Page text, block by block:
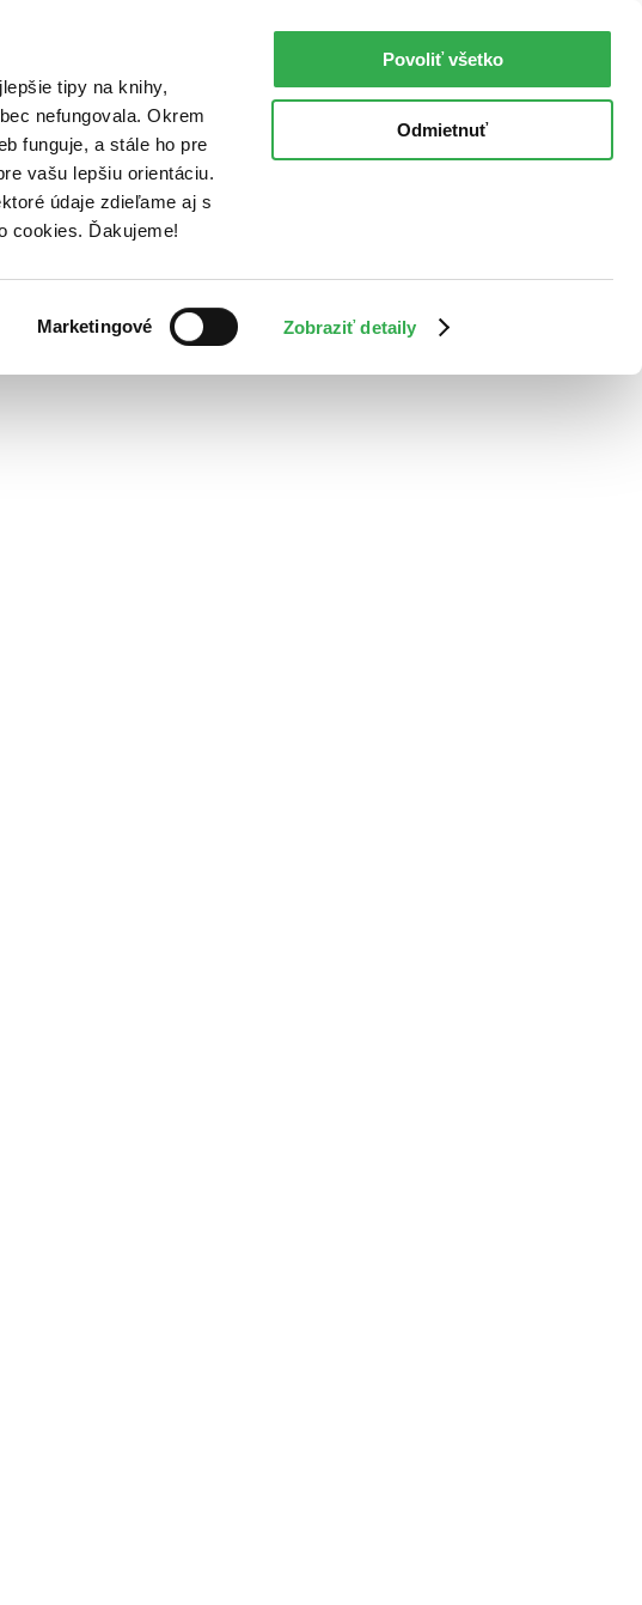
tipy na knihy,
nefungovala. Okrem
funguje, a stále ho pre
vašu lepšiu orientáciu.
údaje zdieľame aj s
cookies. Ďakujeme!
Marketingové Zobraziť detaily
Povoliť všetko
Odmietnuť